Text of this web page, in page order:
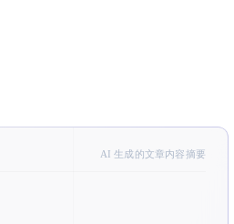
AI 生成的文章内容摘要